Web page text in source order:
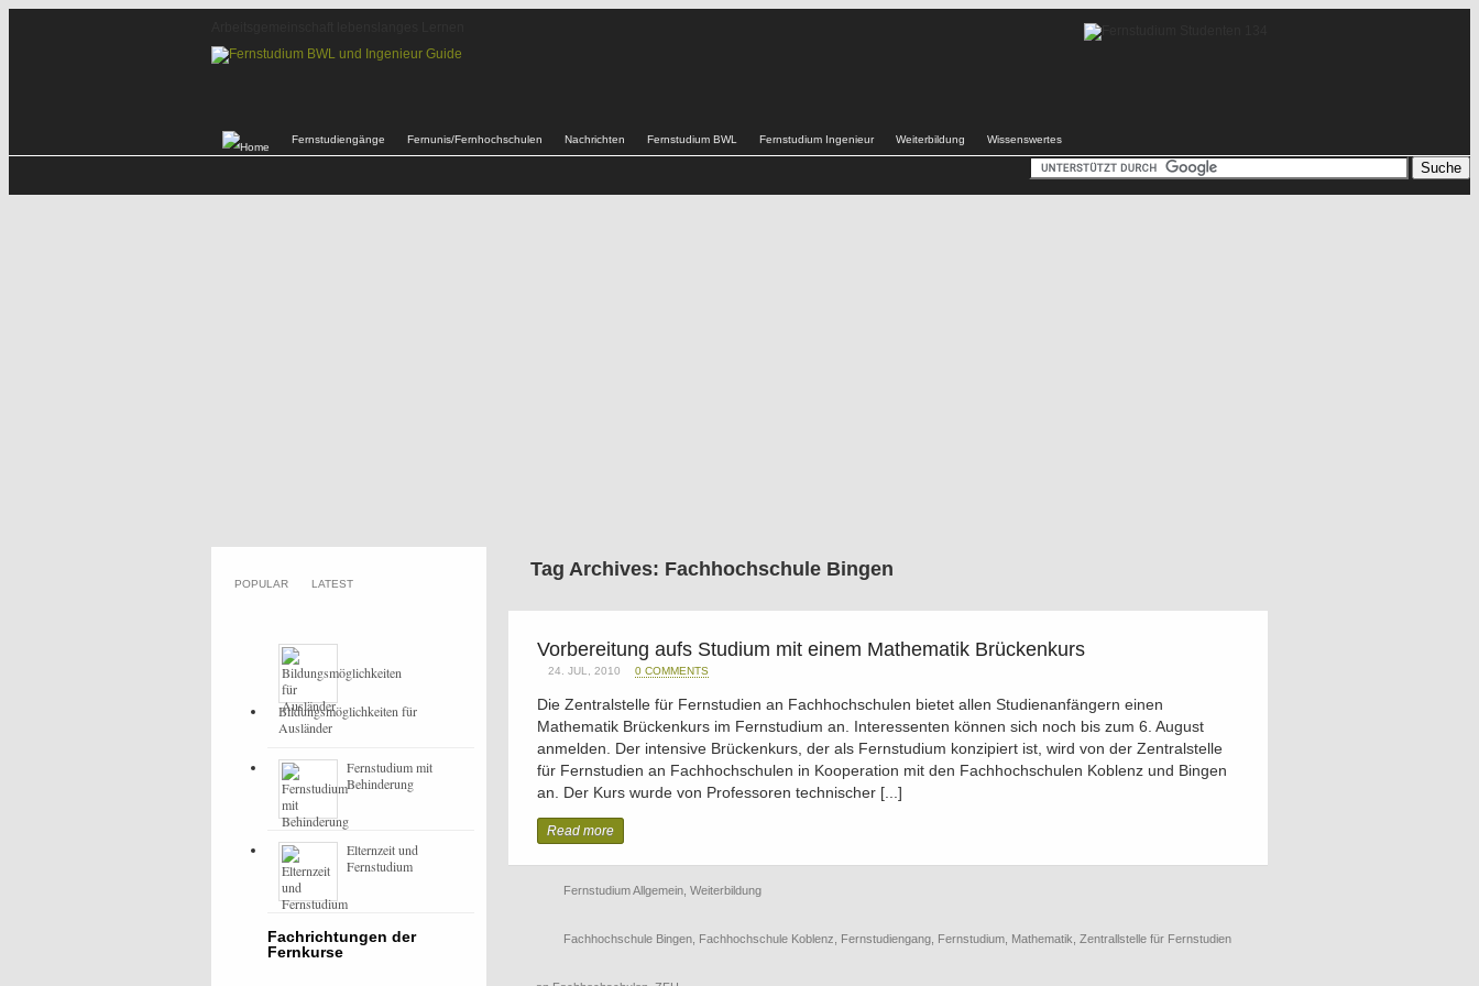
Fernstudiengänge Fernunis/Fernhochschulen Nachrichten Fernstudium BWL Fernstudium Ingenieur Weiterbildung Wissenswertes
Tag Archives: Fachhochschule Bingen
Vorbereitung aufs Studium mit einem Mathematik Brückenkurs
24. JUL, 2010 0 COMMENTS
Die Zentralstelle für Fernstudien an Fachhochschulen bietet allen Studienanfängern einen
Mathematik Brückenkurs im Fernstudium an. Interessenten können sich noch bis zum 6. August
anmelden. Der intensive Brückenkurs, der als Fernstudium konzipiert ist, wird von der Zentralstelle
für Fernstudien an Fachhochschulen in Kooperation mit den Fachhochschulen Koblenz und Bingen
an. Der Kurs wurde von Professoren technischer [...]
Read more
Fernstudium Allgemein Weiterbildung
Fachhochschule Bingen Fachhochschule Koblenz Fernstudiengang Fernstudium Mathematik Zentrallstelle für Fernstudien
POPULAR LATEST
Bildungsmöglichkeiten für
Ausländer
Fernstudium mit
Behinderung
Elternzeit und
Fernstudium
Fachrichtungen der
Fernkurse